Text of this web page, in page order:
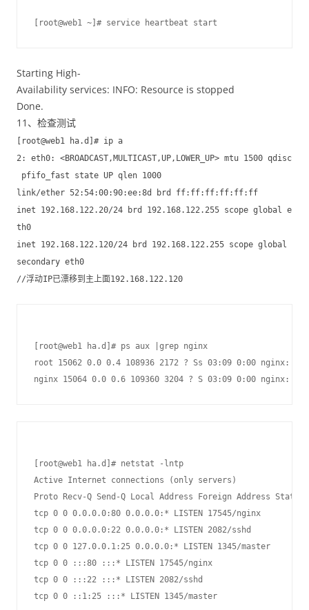
[root@web1 ~]# service heartbeat start
Starting High-
Availability services: INFO: Resource is stopped
Done.
11、检查测试
[root@web1 ha.d]# ip a
2: eth0: <BROADCAST,MULTICAST,UP,LOWER_UP> mtu 1500 qdisc
pfifo_fast state UP qlen 1000
link/ether 52:54:00:90:ee:8d brd ff:ff:ff:ff:ff:ff
inet 192.168.122.20/24 brd 192.168.122.255 scope global e
th0
inet 192.168.122.120/24 brd 192.168.122.255 scope global
secondary eth0
//浮动IP已漂移到主上面192.168.122.120
[root@web1 ha.d]# ps aux |grep nginx
root 15062 0.0 0.4 108936 2172 ? Ss 03:09 0:00
nginx 15064 0.0 0.6 109360 3204 ? S 03:09 0:00 nginx:
[root@web1 ha.d]# netstat -lntp
Active Internet connections (only servers)
Proto Recv-Q Send-Q Local Address Foreign Address State
tcp 0 0 0.0.0.0:80 0.0.0.0:* LISTEN 17545/nginx
tcp 0 0 0.0.0.0:22 0.0.0.0:* LISTEN 2082/sshd
tcp 0 0 127.0.0.1:25 0.0.0.0:* LISTEN 1345/master
tcp 0 0 :::80 :::* LISTEN 17545/nginx
tcp 0 0 :::22 :::* LISTEN 2082/sshd